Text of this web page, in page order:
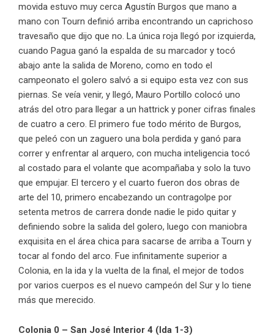
movida estuvo muy cerca Agustín Burgos que mano a
mano con Tourn definió arriba encontrando un caprichoso
travesaño que dijo que no. La única roja llegó por izquierda,
cuando Pagua ganó la espalda de su marcador y tocó
abajo ante la salida de Moreno, como en todo el
campeonato el golero salvó a si equipo esta vez con sus
piernas. Se veía venir, y llegó, Mauro Portillo colocó uno
atrás del otro para llegar a un hattrick y poner cifras finales
de cuatro a cero. El primero fue todo mérito de Burgos,
que peleó con un zaguero una bola perdida y ganó para
correr y enfrentar al arquero, con mucha inteligencia tocó
al costado para el volante que acompañaba y solo la tuvo
que empujar. El tercero y el cuarto fueron dos obras de
arte del 10, primero encabezando un contragolpe por
setenta metros de carrera donde nadie le pido quitar y
definiendo sobre la salida del golero, luego con maniobra
exquisita en el área chica para sacarse de arriba a Tourn y
tocar al fondo del arco. Fue infinitamente superior a
Colonia, en la ida y la vuelta de la final, el mejor de todos
por varios cuerpos es el nuevo campeón del Sur y lo tiene
más que merecido.
Colonia 0 – San José Interior 4 (Ida 1-3)